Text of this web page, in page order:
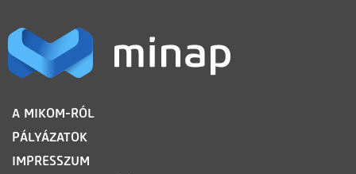
LÁBLÉC
A MIKOM-RÓL
PÁLYÁZATOK
IMPRESSZUM